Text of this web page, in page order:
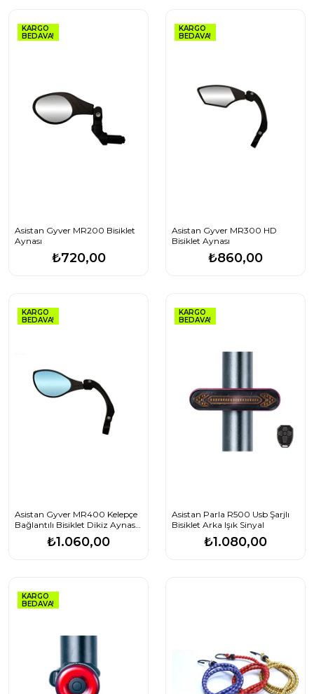
KARGO
BEDAVA!
Asistan Gyver MR200 Bisiklet
Aynası
₺720,00
KARGO
BEDAVA!
Asistan Gyver MR300 HD
Bisiklet Aynası
₺860,00
KARGO
BEDAVA!
Asistan Gyver MR400 Kelepçe
Bağlantılı Bisiklet Dikiz Aynası |
SafetyMirror₺1.060,00
KARGO
BEDAVA!
Asistan Parla R500 Usb Şarjlı
Bisiklet Arka Işık Sinyal
₺1.080,00
KARGO
BEDAVA!